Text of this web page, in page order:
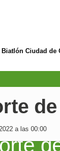
Ciudad de
a las 00:00